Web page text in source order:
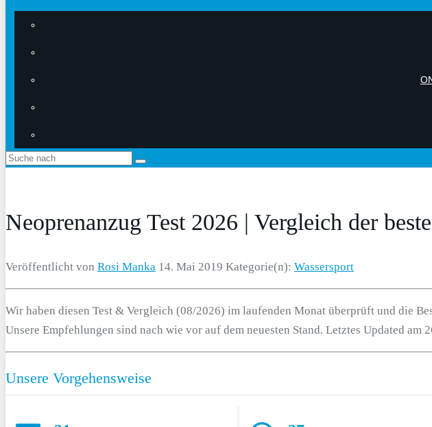
Neoprenanzug Test 2026 | Vergleich der
Veröffentlicht von Rosi Manka 14. Mai 2019 Kategorie(n): Wassersport
Wir haben diesen Test & Vergleich (08/2026) im laufenden Monat überprüft und die
Unsere Empfehlungen sind nach wie vor auf dem neuesten Stand. Letztes Updated am
Unsere Vorgehensweise